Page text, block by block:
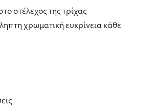
στέλεχος της τρίχας
χρωματική ευκρίνεια κάθε